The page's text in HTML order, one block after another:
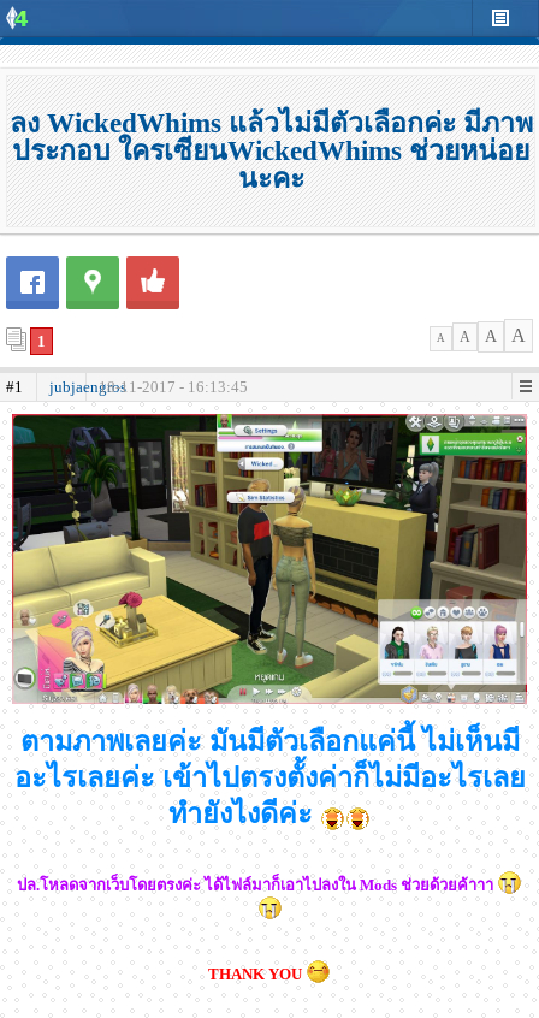
ลง WickedWhims แล้วไม่มีตัวเลือกค่ะ มีภาพ
ประกอบ ใครเซียนWickedWhims ช่วยหน่อย
นะคะ
1 A A A A
#1 jubjaengros18-11-2017 - 16:13:45
ตามภาพเลยค่ะ มันมีตัวเลือกแค่นี้ ไม่เห็นมี
อะไรเลยค่ะ เข้าไปตรงตั้งค่าก็ไม่มีอะไรเลย
ทำยังไงดีค่ะ
ปล.โหลดจากเว็บโดยตรงค่ะ ได้ไฟล์มาก็เอาไปลงใน Mods ช่วยด้วยค้าาา
THANK YOU